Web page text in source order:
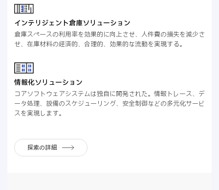
インテリジェント倉庫ソリューション
倉庫スペースの利用率を効果的に向上させ、人件費の損失を減少さ
せ、在庫材料の経済的、合理的、効果的な流動を実現する。
情報化ソリューション
コアソフトウェアシステムは独自に開発された。情報トレース、デ
ータ処理、設備のスケジューリング、安全制御などの多元化サービ
スを実現します。
探索の詳細